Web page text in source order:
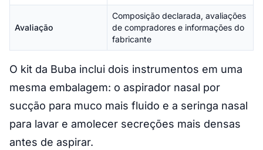
Avaliação
Composição declarada, avaliações
de compradores e informações do
fabricante
O kit da Buba inclui dois instrumentos em uma
mesma embalagem: o aspirador nasal por
sucção para muco mais fluido e a seringa nasal
para lavar e amolecer secreções mais densas
antes de aspirar.